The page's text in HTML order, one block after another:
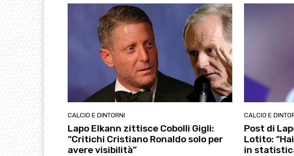
CALCIO E DINTORNI
Lapo Elkann zittisce Cobolli Gigli:
“Critichi Cristiano Ronaldo solo per
avere visibilità”
CALCIO E
Post di
Lotito:
in